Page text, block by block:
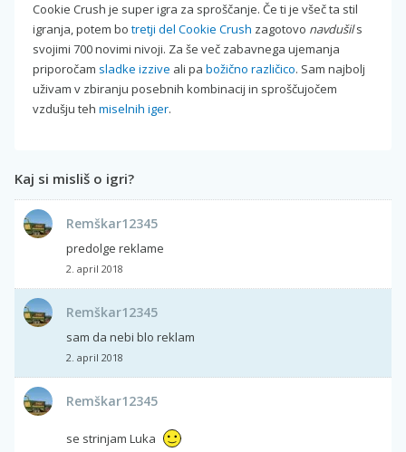
Cookie Crush je super igra za sproščanje. Če ti je všeč ta stil
igranja, potem bo tretji del Cookie Crush zagotovo navdušils
svojimi 700 novimi nivoji. Za še več zabavnega ujemanja
priporočam sladke izzive ali pa božično različico. Sam najbolj
uživam v zbiranju posebnih kombinacij in sproščujočem
vzdušju teh miselnih iger.
Kaj si misliš o igri?
Remškar12345
predolge reklame
2. april 2018
Remškar12345
sam da nebi blo reklam
2. april 2018
Remškar12345
se strinjam Luka